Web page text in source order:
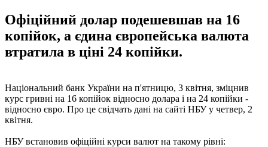
Офіційний долар подешевшав на 16
копійок, а єдина європейська валюта
втратила в ціні 24 копійки.
Національний банк України на п'ятницю, 3 квітня, зміцнив
курс гривні на 16 копійок відносно долара і на 24 копійки -
відносно євро. Про це свідчать дані на сайті НБУ у четвер, 2
квітня.
НБУ встановив офіційні курси валют на такому рівні: